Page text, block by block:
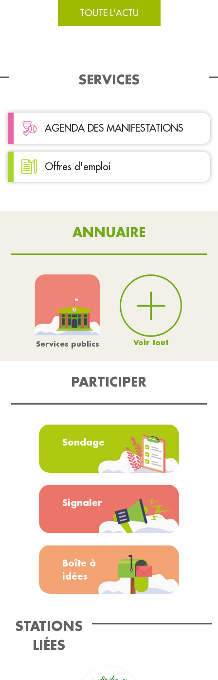
TOUTE L'ACTU
SERVICES
AGENDA DES MANIFESTATIONS
Offres d'emploi
ANNUAIRE
Services publics Voir tout
PARTICIPER
Sondage
Signaler
Boîte à
idées
STATIONS
LIÉES